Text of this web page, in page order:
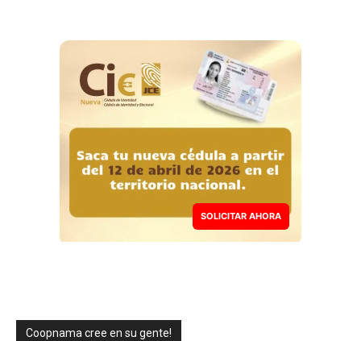
SOLICITAR AHORA
Coopnama cree en su gente!